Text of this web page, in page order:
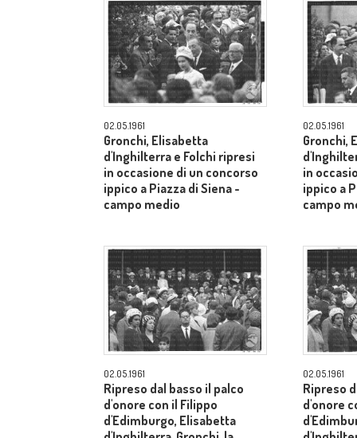
02.05.1961
Gronchi, Elisabetta
d'Inghilterra e Folchi ripresi
in occasione di un concorso
ippico a Piazza di Siena -
campo medio
02.05.1961
Gronchi,
in
ippico a
campo
02.05.1961
Ripreso dal basso il palco
d'onore con il Filippo
d'Edimburgo, Elisabetta
02.05.1961
Ripreso
d'onore